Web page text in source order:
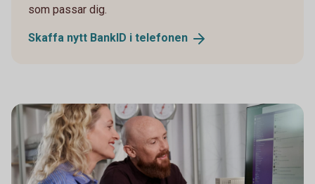
som passar dig.
Skaffa nytt BankID i telefonen